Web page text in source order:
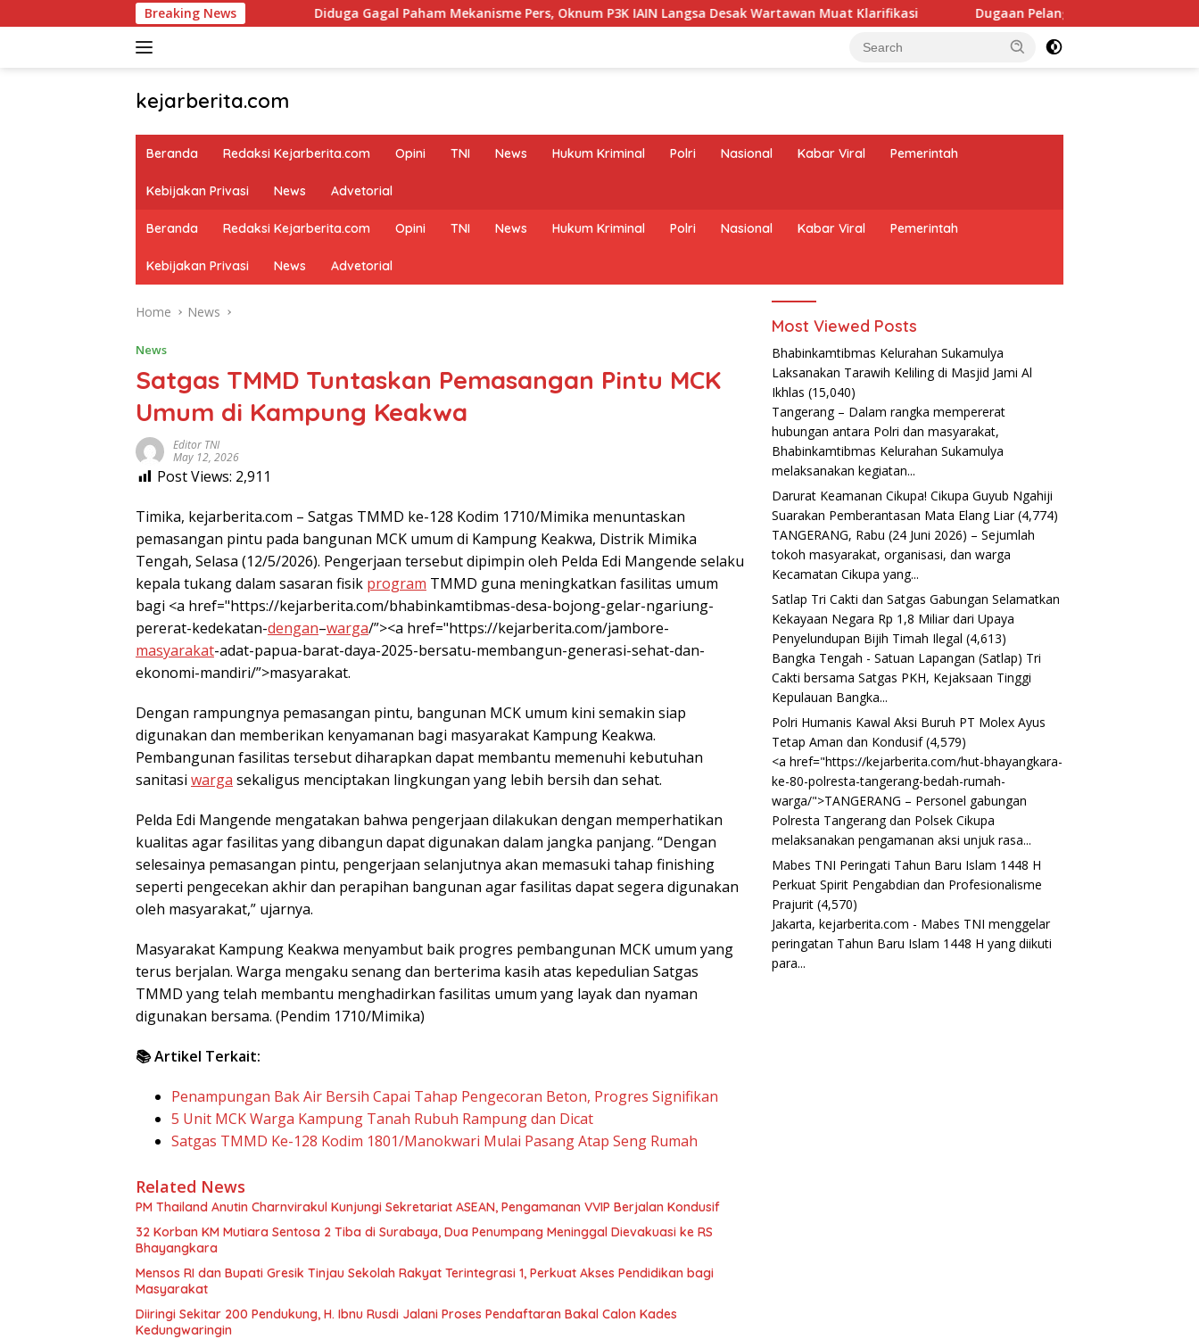
to
Breaking News
Diduga Gagal Paham Mekanisme Pers, Oknum P3K IAIN Langsa Desak Wartawan Muat Klarifikasi Dugaan Pelanggaran Administrasi, SPPG Temayang
kejarberita.com
Beranda Redaksi Kejarberita.com Opini TNI News Hukum Kriminal Polri Nasional Kabar Viral Pemerintah
Kebijakan Privasi News Advetorial
Beranda Redaksi Kejarberita.com Opini TNI News Hukum Kriminal Polri Nasional Kabar Viral Pemerintah
Kebijakan Privasi News Advetorial
Home News
News
Satgas TMMD Tuntaskan Pemasangan Pintu MCK
Umum di Kampung Keakwa
Editor TNI
May 12, 2026
Post Views: 2,911
Timika, kejarberita.com – Satgas TMMD ke-128 Kodim 1710/Mimika menuntaskan
pemasangan pintu pada bangunan MCK umum di Kampung Keakwa, Distrik Mimika
Tengah, Selasa (12/5/2026). Pengerjaan tersebut dipimpin oleh Pelda Edi Mangende selaku
kepala tukang dalam sasaran fisik program TMMD guna meningkatkan fasilitas umum
bagi <a href="https://kejarberita.com/bhabinkamtibmas-desa-bojong-gelar-ngariung-
pererat-kedekatan-dengan–warga/”><a href="https://kejarberita.com/jambore-
masyarakat-adat-papua-barat-daya-2025-bersatu-membangun-generasi-sehat-dan-
ekonomi-mandiri/”>masyarakat.
Dengan rampungnya pemasangan pintu, bangunan MCK umum kini semakin siap
digunakan dan memberikan kenyamanan bagi masyarakat Kampung Keakwa.
Pembangunan fasilitas tersebut diharapkan dapat membantu memenuhi kebutuhan
sanitasi warga sekaligus menciptakan lingkungan yang lebih bersih dan sehat.
Pelda Edi Mangende mengatakan bahwa pengerjaan dilakukan dengan memperhatikan
kualitas agar fasilitas yang dibangun dapat digunakan dalam jangka panjang. “Dengan
selesainya pemasangan pintu, pengerjaan selanjutnya akan memasuki tahap finishing
seperti pengecekan akhir dan perapihan bangunan agar fasilitas dapat segera digunakan
oleh masyarakat,” ujarnya.
Masyarakat Kampung Keakwa menyambut baik progres pembangunan MCK umum yang
terus berjalan. Warga mengaku senang dan berterima kasih atas kepedulian Satgas
TMMD yang telah membantu menghadirkan fasilitas umum yang layak dan nyaman
digunakan bersama. (Pendim 1710/Mimika)
📚 Artikel Terkait:
Penampungan Bak Air Bersih Capai Tahap Pengecoran Beton, Progres Signifikan
5 Unit MCK Warga Kampung Tanah Rubuh Rampung dan Dicat
Satgas TMMD Ke-128 Kodim 1801/Manokwari Mulai Pasang Atap Seng Rumah
Related News
PM Thailand Anutin Charnvirakul Kunjungi Sekretariat ASEAN, Pengamanan VVIP Berjalan Kondusif
32 Korban KM Mutiara Sentosa 2 Tiba di Surabaya, Dua Penumpang Meninggal Dievakuasi ke RS
Bhayangkara
Mensos RI dan Bupati Gresik Tinjau Sekolah Rakyat Terintegrasi 1, Perkuat Akses Pendidikan bagi
Masyarakat
Diiringi Sekitar 200 Pendukung, H. Ibnu Rusdi Jalani Proses Pendaftaran Bakal Calon Kades
Kedungwaringin
Most Viewed Posts
Bhabinkamtibmas Kelurahan Sukamulya
Laksanakan Tarawih Keliling di Masjid Jami Al
Ikhlas (15,040)
Tangerang – Dalam rangka mempererat
hubungan antara Polri dan masyarakat,
Bhabinkamtibmas Kelurahan Sukamulya
melaksanakan kegiatan...
Darurat Keamanan Cikupa! Cikupa Guyub Ngahiji
Suarakan Pemberantasan Mata Elang Liar (4,774)
TANGERANG, Rabu (24 Juni 2026) – Sejumlah
tokoh masyarakat, organisasi, dan warga
Kecamatan Cikupa yang...
Satlap Tri Cakti dan Satgas Gabungan Selamatkan
Kekayaan Negara Rp 1,8 Miliar dari Upaya
Penyelundupan Bijih Timah Ilegal (4,613)
Bangka Tengah - Satuan Lapangan (Satlap) Tri
Cakti bersama Satgas PKH, Kejaksaan Tinggi
Kepulauan Bangka...
Polri Humanis Kawal Aksi Buruh PT Molex Ayus
Tetap Aman dan Kondusif (4,579)
<a href="https://kejarberita.com/hut-bhayangkara-
ke-80-polresta-tangerang-bedah-rumah-
warga/">TANGERANG – Personel gabungan
Polresta Tangerang dan Polsek Cikupa
melaksanakan pengamanan aksi unjuk rasa...
Mabes TNI Peringati Tahun Baru Islam 1448 H
Perkuat Spirit Pengabdian dan Profesionalisme
Prajurit (4,570)
Jakarta, kejarberita.com - Mabes TNI menggelar
peringatan Tahun Baru Islam 1448 H yang diikuti
para...